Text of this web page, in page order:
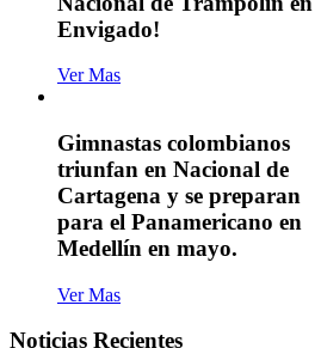
Envigado!
Ver Mas
Gimnastas colombianos
triunfan en Nacional de
Cartagena y se preparan
para el Panamericano en
Medellín en mayo.
Ver Mas
Noticias Recientes